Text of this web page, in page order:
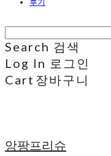
후기
Search 검색
Log In 로그인
Cart 장바구니
앙팡프리슈